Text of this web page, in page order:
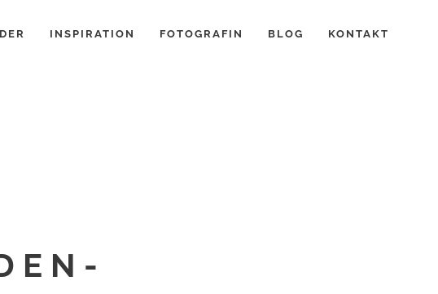
INSPIRATION FOTOGRAFIN BLOG KONTAKT